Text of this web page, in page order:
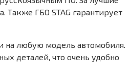
Также ГБО STAG гарантирует
на любую модель автомобиля.
деталей, что очень удобно